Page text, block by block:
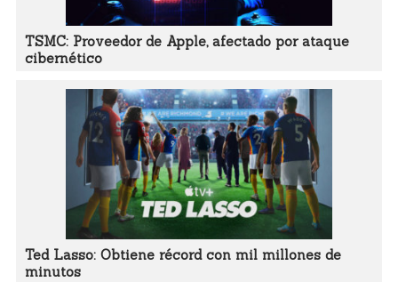
TSMC: Proveedor de Apple, afectado por ataque
cibernético
Ted Lasso: Obtiene récord con mil millones de
minutos